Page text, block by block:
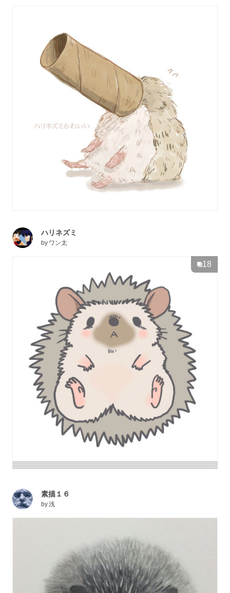
ハリネズミ
by ワン太
18
素描１６
by浅